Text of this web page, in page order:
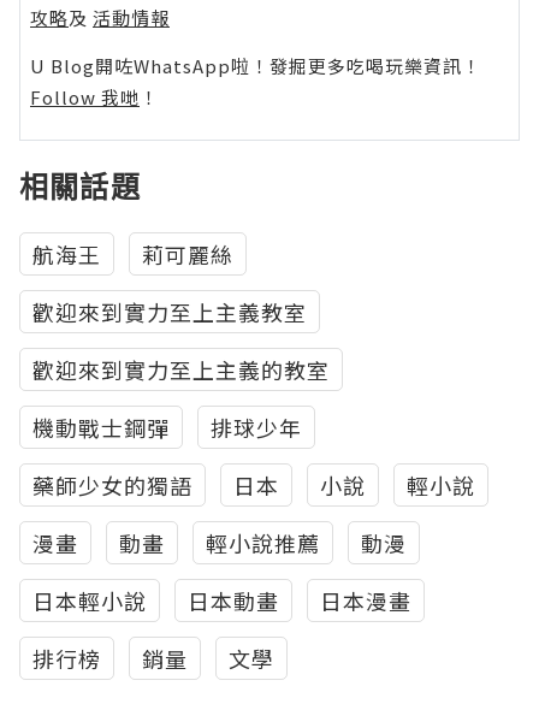
攻略及 活動情報
U Blog開咗WhatsApp啦！發掘更多吃喝玩樂資訊！
Follow 我哋 ！
相關話題
航海王
莉可麗絲
歡迎來到實力至上主義教室
歡迎來到實力至上主義的教室
機動戰士鋼彈
排球少年
藥師少女的獨語
日本 小說
輕小說
漫畫
動畫 輕小說推薦
動漫
日本輕小說
日本動畫
日本漫畫
排行榜
銷量 文學